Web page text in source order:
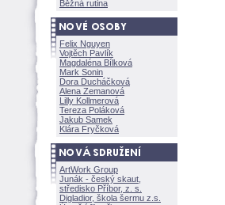
Běžná rutina
Felix Nguyen
Vojtěch Pavlík
Magdaléna Bílkov
Mark Sonin
Dora Ducháčkov
Alena Zemanov
Lilly Kollmerov
Tereza Polákov
Jakub Samek
Klára Fryčkov
ArtWork Group
Junák - český skaut,
středisko Příbor, z. s.
Digladior, škola šermu z.s.